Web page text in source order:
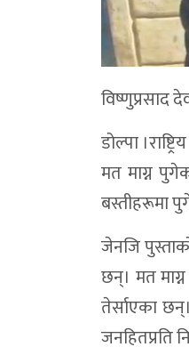
विष्णुप्रसाद
डोल्पा
मत माग्न
बस्तीहरूमा
जेनजि
छन्। मत
तेर्साएका
जनहितप्रति